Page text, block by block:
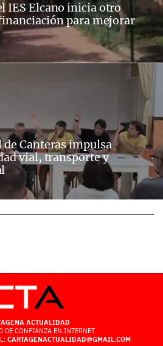
IES Elcano inicia otro
para mejorar
Canteras impulsa
vial, transporte y
ACTUALIDAD
DE CONFIANZA EN INTERNET.
CARTAGENACTUALIDAD@GMAIL.COM